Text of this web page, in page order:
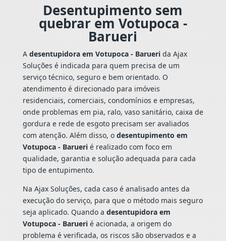
Desentupimento sem
quebrar em Votupoca -
Barueri
A desentupidora em Votupoca - Baruerida Ajax
Soluções é indicada para quem precisa de um
serviço técnico, seguro e bem orientado. O
atendimento é direcionado para imóveis
residenciais, comerciais, condomínios e empresas,
onde problemas em pia, ralo, vaso sanitário, caixa de
gordura e rede de esgoto precisam ser avaliados
com atenção. Além disso, o desentupimento em
Votupoca - Baruerié realizado com foco em
qualidade, garantia e solução adequada para cada
tipo de entupimento.
Na Ajax Soluções, cada caso é analisado antes da
execução do serviço, para que o método mais seguro
seja aplicado. Quando a desentupidora em
Votupoca - Baruerié acionada, a origem do
problema é verificada, os riscos são observados e a